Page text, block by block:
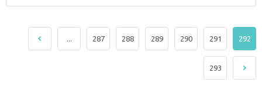
... 287 288 289 290 291 292
293